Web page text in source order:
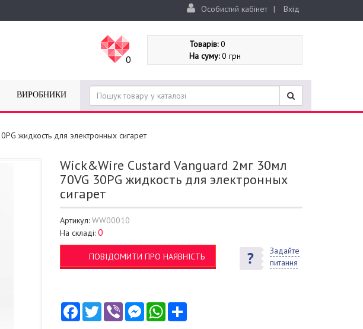
Особистий кабінет | Вхід
0
Товарів:0
На суму:0 грн
ВИРОБНИКИ
жидкость для электронных сигарет
Wick&Wire Custard Vanguard 2мг 30мл
70VG 30PG жидкость для электронных
сигарет
Артикул:WW00010
На складі:0
ПОВІДОМИТИ ПРО НАЯВНІСТЬ
Задайте
питання
FacebookTwitterViber MessengerWhatsApp